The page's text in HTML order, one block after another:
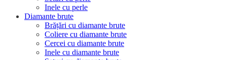
Inele cu perle
Diamante brute
Brățări cu diamante brute
Coliere cu diamante brute
Cercei cu diamante brute
Inele cu diamante brute